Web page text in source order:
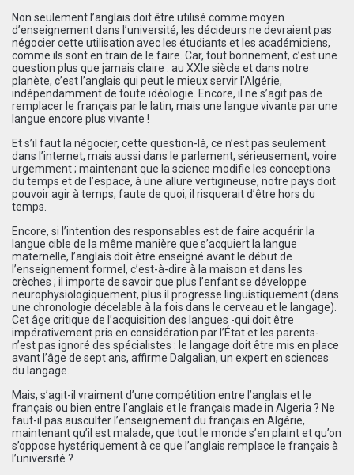
Non seulement l’anglais doit être utilisé comme moyen
d’enseignement dans l’université, les décideurs ne devraient pas
négocier cette utilisation avec les étudiants et les académiciens,
comme ils sont en train de le faire. Car, tout bonnement, c’est une
question plus que jamais claire : au XXIe siècle et dans notre
planète, c’est l’anglais qui peut le mieux servir l’Algérie,
indépendamment de toute idéologie. Encore, il ne s’agit pas de
remplacer le français par le latin, mais une langue vivante par une
langue encore plus vivante !
Et s’il faut la négocier, cette question-là, ce n’est pas seulement
dans l’internet, mais aussi dans le parlement, sérieusement, voire
urgemment ; maintenant que la science modifie les conceptions
du temps et de l’espace, à une allure vertigineuse, notre pays doit
pouvoir agir à temps, faute de quoi, il risquerait d’être hors du
temps.
Encore, si l’intention des responsables est de faire acquérir la
langue cible de la même manière que s’acquiert la langue
maternelle, l’anglais doit être enseigné avant le début de
l’enseignement formel, c’est-à-dire à la maison et dans les
crèches ; il importe de savoir que plus l’enfant se développe
neurophysiologiquement, plus il progresse linguistiquement (dans
une chronologie décelable à la fois dans le cerveau et le langage).
Cet âge critique de l’acquisition des langues -qui doit être
impérativement pris en considération par l’État et les parents-
n’est pas ignoré des spécialistes : le langage doit être mis en place
avant l’âge de sept ans, affirme Dalgalian, un expert en sciences
du langage.
Mais, s’agit-il vraiment d’une compétition entre l’anglais et le
français ou bien entre l’anglais et le français made in Algeria ? Ne
faut-il pas ausculter l’enseignement du français en Algérie,
maintenant qu’il est malade, que tout le monde s’en plaint et qu’on
s’oppose hystériquement à ce que l’anglais remplace le français à
l’université ?